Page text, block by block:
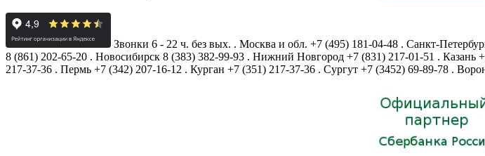
Звонки 6 - 22 ч. без вых. . Москва и обл. +7 (495) 181-04-48 . Санкт-
8 (861) 202-65-20 . Новосибирск 8 (383) 382-99-93 . Нижний Новгород +7 (831) 217-01-51 . Казань
217-37-36 . Пермь +7 (342) 207-16-12 . Курган +7 (351) 217-37-36 . Сургут +7 (3452) 69-89-78 .